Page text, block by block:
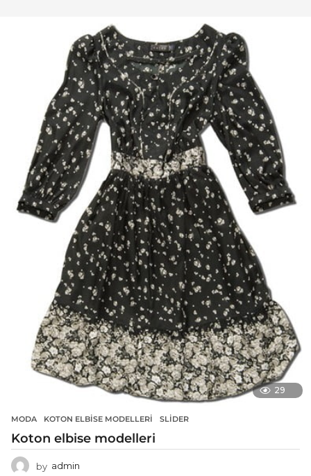
29
MODA KOTON ELBISE MODELLERI ,SLIDER
Koton elbise modelleri
by admin